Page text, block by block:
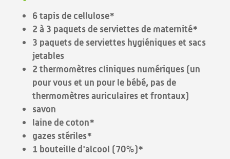
6 tapis de cellulose*
2 à 3 paquets de serviettes de maternité*
3 paquets de serviettes hygiéniques et sacs
jetables
2 thermomètres cliniques numériques (un
pour vous et un pour le bébé, pas de
thermomètres auriculaires et frontaux)
savon
laine de coton*
gazes stériles*
1 bouteille d'alcool (70%)*